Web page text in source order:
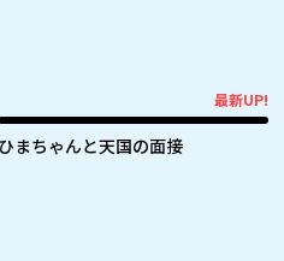
最新UP!
ひまちゃんと天国の面接